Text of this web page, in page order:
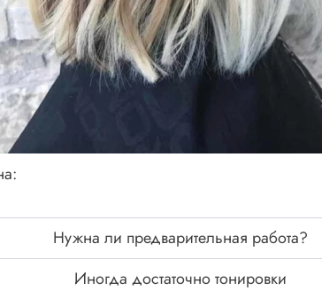
Нужна ли предварительная работа?
Иногда достаточно тонировки